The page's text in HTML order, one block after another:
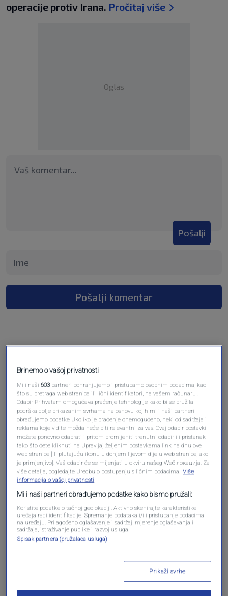
operacije protiv Irana. Pročitaj više
Oglas
Pošalji
Pošalji komentar
Oglas
Oglas
Brinemo o vašoj privatnosti
Mi i naši603 partneri pohranjujemo i pristupamo osobnim podacima, kao
što su pretraga web stranica ili lični identifikatori, na vašem računaru .
Odabir Prihvatam omogućava praćenje tehnologije kako bi se pružila
podrška dolje prikazanim svrhama na osnovu kojih mi i naši partneri
obrađujemo podatke Ukoliko je praćenje onemogućeno, neki od sadržaja i
reklama koje vidite možda neće biti relevantni za vas. Ovaj odabir postavki
možete ponovno odabrati i pritom promijeniti trenutni odabir ili pristanak
tako što ćete kliknuti na Upravljaj željenim postavkama link na dnu ove
web stranice [ili plutajuću ikonu u donjem lijevom dijelu web stranice, ako
je primjenjivo]. Vaš odabir će se mijenjati u okviru našeg Wеб локација. Za
više detalja, pogledajte Uredbu o postupanju s ličnim podacima. Više
informacija o vašoj privatnosti
Mi i naši partneri obrađujemo podatke kako bismo pružali:
Koristite podatke o tačnoj geolokaciji. Aktivno skenirajte karakteristike
uređaja radi identifikacije. Spremanje podataka i/ili pristupanje podacima
na uređaju. Prilagođeno oglašavanje i sadržaj, mjerenje oglašavanja i
sadržaja, istraživanje publike i razvoj usluga.
Spisak partnera (pružalaca usluga)
Prikaži svrhe